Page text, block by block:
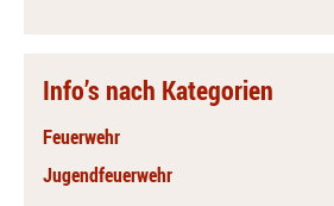
Info’s nach Kategorien
Feuerwehr
Jugendfeuerwehr